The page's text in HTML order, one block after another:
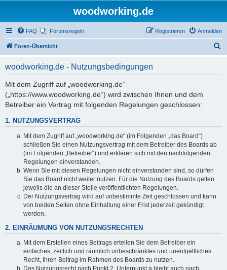
woodworking.de
FAQ Forumsregeln Anmelden
Registrieren
Foren-Übersicht
woodworking.de - Nutzungsbedingungen
Mit dem Zugriff auf „woodworking.de“
(„https://www.woodworking.de“) wird zwischen Ihnen und dem
Betreiber ein Vertrag mit folgenden Regelungen geschlossen:
1. NUTZUNGSVERTRAG
Mit dem Zugriff auf „woodworking.de“ (im Folgenden „das Board“)
schließen Sie einen Nutzungsvertrag mit dem Betreiber des Boards ab
(im Folgenden „Betreiber“) und erklären sich mit den nachfolgenden
Regelungen einverstanden.
Wenn Sie mit diesen Regelungen nicht einverstanden sind, so dürfen
Sie das Board nicht weiter nutzen. Für die Nutzung des Boards gelten
jeweils die an dieser Stelle veröffentlichten Regelungen.
Der Nutzungsvertrag wird auf unbestimmte Zeit geschlossen und kann
von beiden Seiten ohne Einhaltung einer Frist jederzeit gekündigt
werden.
2. EINRÄUMUNG VON NUTZUNGSRECHTEN
Mit dem Erstellen eines Beitrags erteilen Sie dem Betreiber ein
einfaches, zeitlich und räumlich unbeschränktes und unentgeltliches
Recht, Ihren Beitrag im Rahmen des Boards zu nutzen.